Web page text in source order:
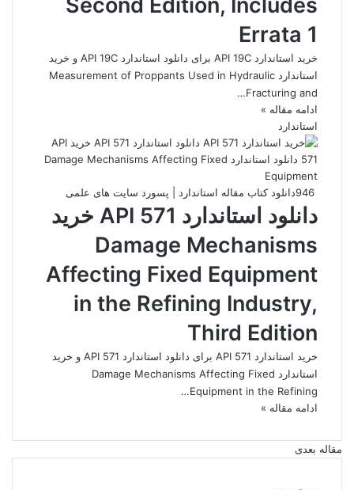
Errata 1
خرید استاندارد API 19C برای دانلود استاندارد API 19C و خرید
استاندارد Measurement of Proppants Used in Hydraulic
Fracturing and…
ادامه مقاله »
استاندارد
دانلود کتاب مقاله استاندارد | پسورد سایت های علمی
دانلود استاندارد API 571 خرید
Damage Mechanisms
Affecting Fixed Equipment
in the Refining Industry,
Third Edition
خرید استاندارد API 571 برای دانلود استاندارد API 571 و خرید
استاندارد Damage Mechanisms Affecting Fixed
Equipment in the Refining…
ادامه مقاله »
مقاله بعدی